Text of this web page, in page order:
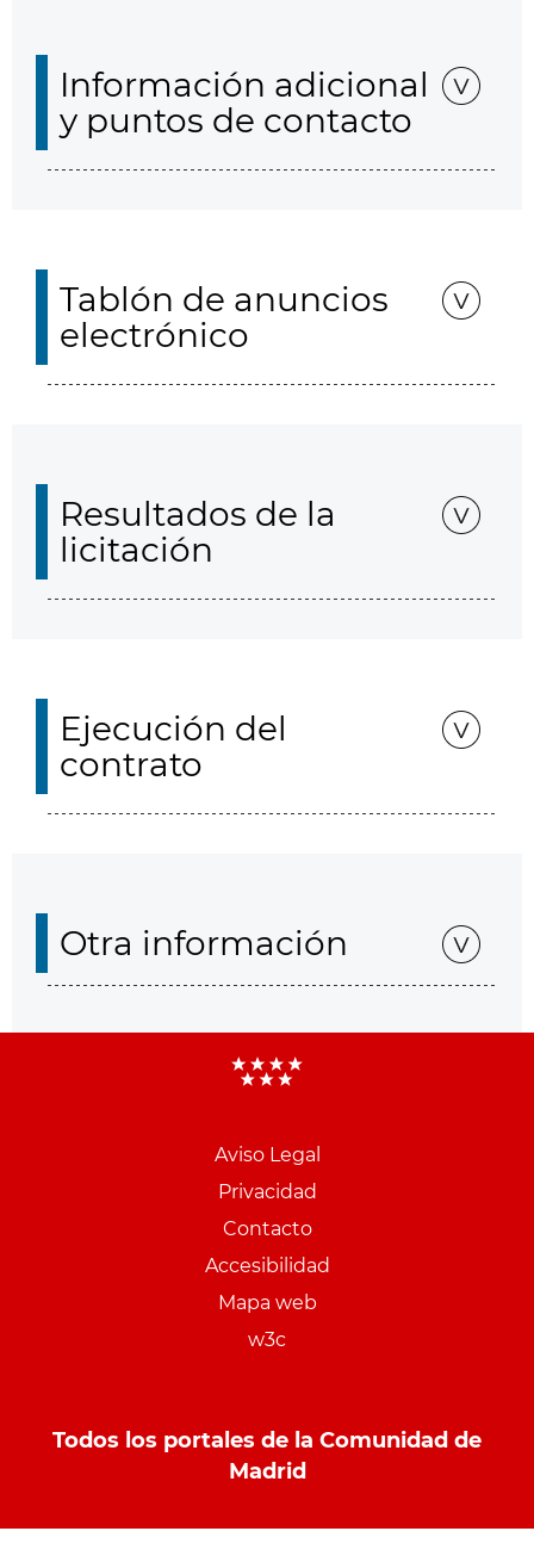
Información adicional
y puntos de contacto
Tablón de anuncios
electrónico
Resultados de la
licitación
Ejecución del
contrato
Otra información
Aviso Legal
Privacidad
Contacto
Accesibilidad
Mapa web
w3c
Todos los portales de la Comunidad de
Madrid